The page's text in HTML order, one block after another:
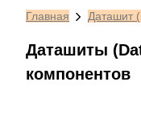
Главная Даташит
Даташиты
компонентов